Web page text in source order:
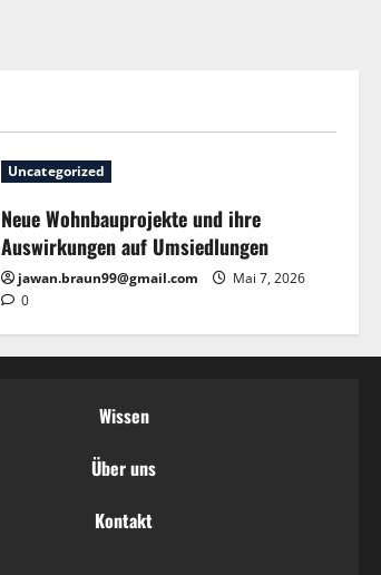
Uncategorized
Neue Wohnbauprojekte und ihre
Auswirkungen auf Umsiedlungen
jawan.braun99@gmail.com
Mai 7, 2026
0
Wissen
Über uns
Kontakt